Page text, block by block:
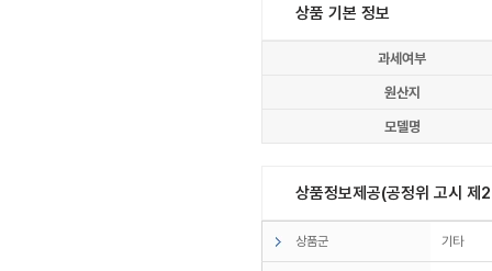
상품 기본 정보
과세여부
원산지
모델명
상품정보제공(공정위 고시
상품군 기타